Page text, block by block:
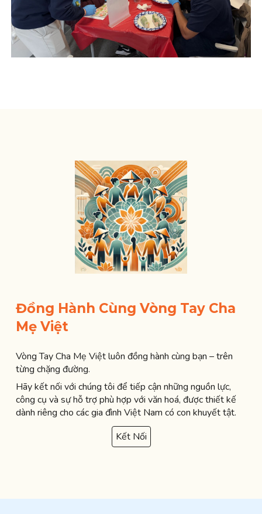
Đồng Hành Cùng Vòng Tay Cha
Mẹ Việt
Vòng Tay Cha Mẹ Việt luôn đồng hành cùng bạn – trên
từng chặng đường.
Hãy kết nối với chúng tôi để tiếp cận những nguồn lực,
công cụ và sự hỗ trợ phù hợp với văn hoá, được thiết kế
dành riêng cho các gia đình Việt Nam có con khuyết tật.
Kết Nối